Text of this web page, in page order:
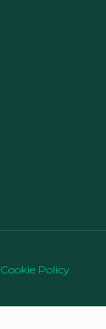
Cookie Policy